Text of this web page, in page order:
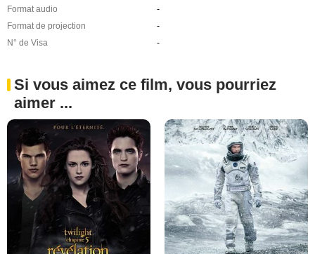
Format audio
-
Format de projection
-
N° de Visa
-
Si vous aimez ce film, vous pourriez
aimer ...